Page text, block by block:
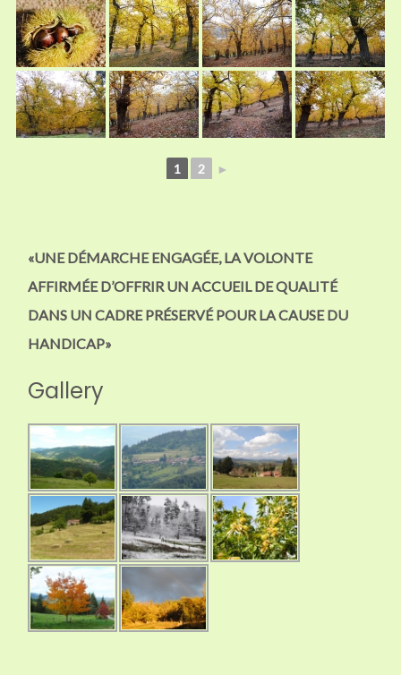
1 2 ►
«UNE DÉMARCHE ENGAGÉE, LA VOLONTE
AFFIRMÉE D’OFFRIR UN ACCUEIL DE QUALITÉ
DANS UN CADRE PRÉSERVÉ POUR LA CAUSE DU
HANDICAP»
Gallery